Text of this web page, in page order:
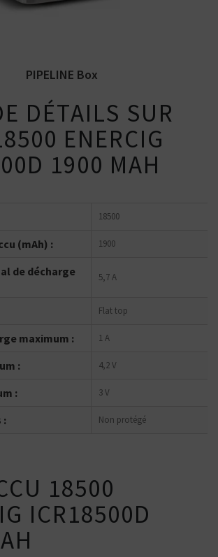
PIPELINE Box
DÉTAILS SUR
ENERCIG
1900 MAH
18500
(mAh) : 1900
de décharge
5,7 A
Flat top
maximum : 1 A
: 4,2 V
: 3 V
: Non protégé
18500
ICR18500D